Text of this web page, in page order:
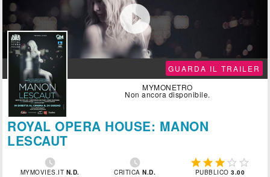

GUARDA IL TRAILER
MYMONETRO
Non ancora disponibile.
ROYAL OPERA HOUSE: MANON
LESCAUT

MYMOVIES.IT N.D.

CRITICAN.D.
    
PUBBLICO3.00